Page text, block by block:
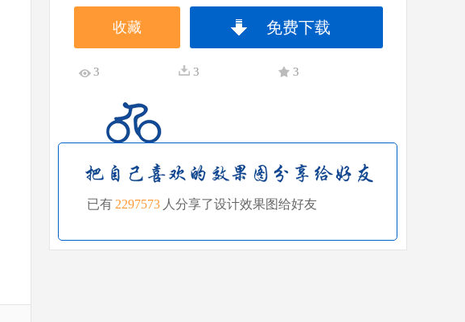
收藏 免费下载
3 3 3
已有 2297573 人分享了设计效果图给好友